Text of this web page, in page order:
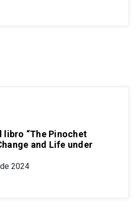
libro “The Pinochet
and Life under
2024